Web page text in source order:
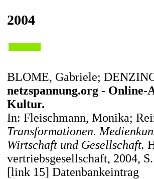
2004
BLOME, Gabriele;
netzspannung.org -
Kultur.
In: Fleischmann, Monika;
Transformationen.
Wirtschaft und Gesellschaft.
vertriebsgesellschaft, 2004,
[link 15] Datenbankeintrag